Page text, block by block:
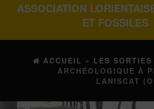
ASSOCIATION
ET FOSSILES
ACCUEIL » LES SORTIES
ARCHÉOLOGIQUE À
LANISCAT